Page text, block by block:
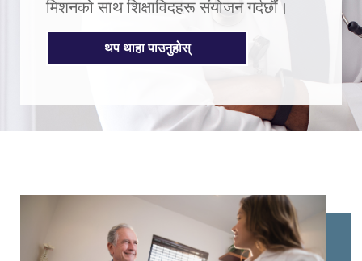
मिशनको साथ शिक्षाविदहरू संयोजन गर्दछौं।
थप थाहा पाउनुहोस्